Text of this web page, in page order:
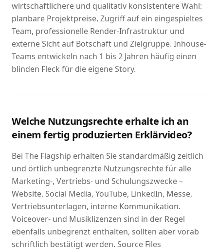
wirtschaftlichere und qualitativ konsistentere Wahl:
planbare Projektpreise, Zugriff auf ein eingespieltes
Team, professionelle Render-Infrastruktur und
externe Sicht auf Botschaft und Zielgruppe. Inhouse-
Teams entwickeln nach 1 bis 2 Jahren häufig einen
blinden Fleck für die eigene Story.
Welche Nutzungsrechte erhalte ich an
einem fertig produzierten Erklärvideo?
Bei The Flagship erhalten Sie standardmäßig zeitlich
und örtlich unbegrenzte Nutzungsrechte für alle
Marketing-, Vertriebs- und Schulungszwecke –
Website, Social Media, YouTube, LinkedIn, Messe,
Vertriebsunterlagen, interne Kommunikation.
Voiceover- und Musiklizenzen sind in der Regel
ebenfalls unbegrenzt enthalten, sollten aber vorab
schriftlich bestätigt werden. Source Files